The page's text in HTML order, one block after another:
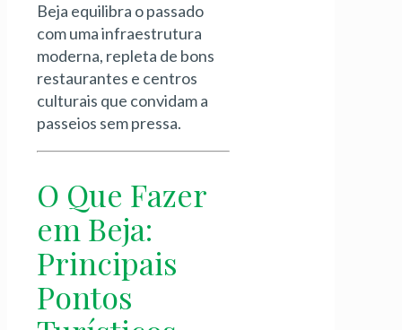
Beja equilibra o passado
com uma infraestrutura
moderna, repleta de bons
restaurantes e centros
culturais que convidam a
passeios sem pressa.
O Que Fazer
em Beja:
Principais
Pontos